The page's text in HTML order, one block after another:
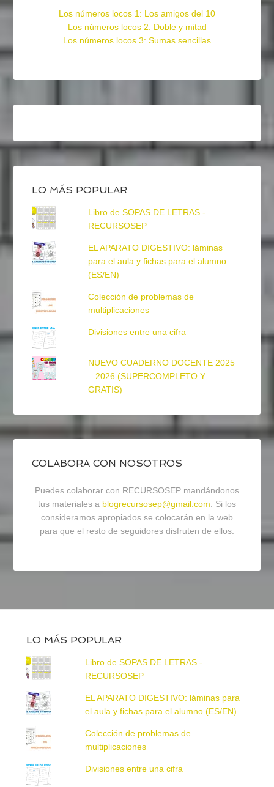
Los números locos 1: Los amigos del 10
Los números locos 2: Doble y mitad
Los números locos 3: Sumas sencillas
LO MÁS POPULAR
Libro de SOPAS DE LETRAS -
RECURSOSEP
EL APARATO DIGESTIVO: láminas
para el aula y fichas para el alumno
(ES/EN)
Colección de problemas de
multiplicaciones
Divisiones entre una cifra
NUEVO CUADERNO DOCENTE 2025
– 2026 (SUPERCOMPLETO Y
GRATIS)
COLABORA CON NOSOTROS
Puedes colaborar con RECURSOSEP mandándonos
tus materiales a blogrecursosep@gmail.com. Si los
consideramos apropiados se colocarán en la web
para que el resto de seguidores disfruten de ellos.
LO MÁS POPULAR
Libro de SOPAS DE LETRAS -
RECURSOSEP
EL APARATO DIGESTIVO: láminas para
el aula y fichas para el alumno (ES/EN)
Colección de problemas de
multiplicaciones
Divisiones entre una cifra